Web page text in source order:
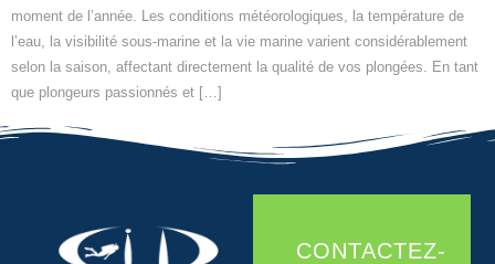
moment de l’année. Les conditions météorologiques, la température de
l’eau, la visibilité sous-marine et la vie marine varient considérablement
selon la saison, affectant directement la qualité de vos plongées. En tant
que plongeurs passionnés et […]
CONTACTEZ-